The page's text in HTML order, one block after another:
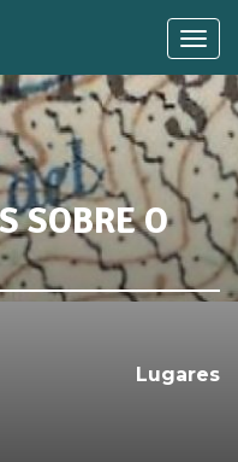
SABÍAS QUE...
SOBRE O
Lugares